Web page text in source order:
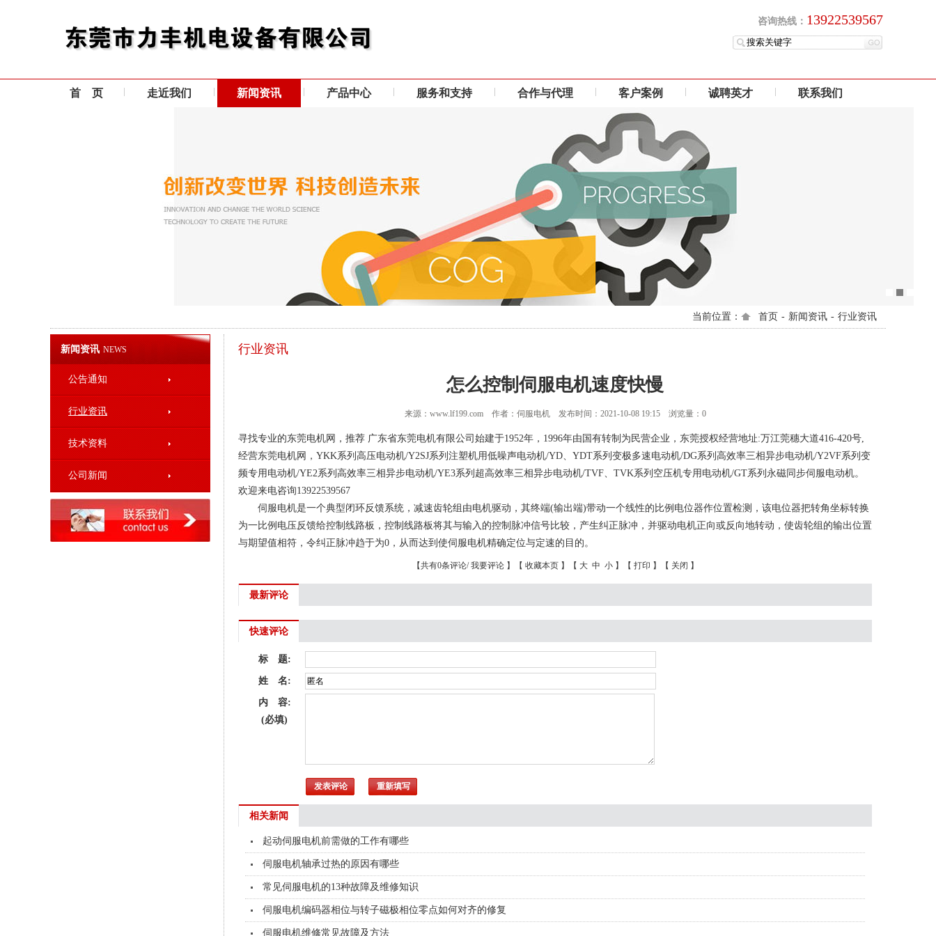
咨询热线： 13922539567
首 页 走近我们 新闻资讯 产品中心 服务和支持 合作与代理 客户案例 诚聘英才 联系我们
当前位置： 首页 - 新闻资讯 - 行业资讯
新闻资讯 NEWS
公告通知
行业资讯
技术资料
公司新闻
行业资讯
怎么控制伺服电机速度快慢
来源：www.lf199.com 作者：伺服电机 发布时间：2021-10-08 19:15 浏览量：0
寻找专业的东莞电机网，推荐 广东省东莞电机有限公司始建于1952年，1996年由国有转制为民营企业，东莞授权经营地址:万江莞穗大道416-420号,
经营东莞电机网，YKK系列高压电动机/Y2SJ系列注塑机用低噪声电动机/YD、YDT系列变极多速电动机/DG系列高效率三相异步电动机/Y2VF系列变
频专用电动机/YE2系列高效率三相异步电动机/YE3系列超高效率三相异步电动机/TVF、TVK系列空压机专用电动机/GT系列永磁同步伺服电动机。
欢迎来电咨询13922539567
伺服电机是一个典型闭环反馈系统，减速齿轮组由电机驱动，其终端(输出端)带动一个线性的比例电位器作位置检测，该电位器把转角坐标转换
为一比例电压反馈给控制线路板，控制线路板将其与输入的控制脉冲信号比较，产生纠正脉冲，并驱动电机正向或反向地转动，使齿轮组的输出位置
与期望值相符，令纠正脉冲趋于为0，从而达到使伺服电机精确定位与定速的目的。
【共有0条评论/ 我要评论 】【 收藏本页 】【 大 中 小 】【 打印 】【 关闭 】
最新评论
快速评论
标 题:
姓 名:
内 容:
(必填)
相关新闻
起动伺服电机前需做的工作有哪些
伺服电机轴承过热的原因有哪些
常见伺服电机的13种故障及维修知识
伺服电机编码器相位与转子磁极相位零点如何对齐的修复
伺服电机维修常见故障及方法